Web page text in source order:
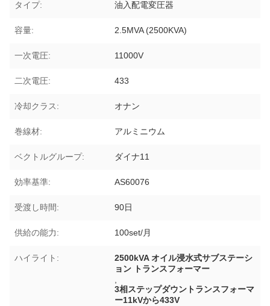
タイプ: 油入配電変圧器
容量: 2.5MVA (2500KVA)
一次電圧: 11000V
二次電圧: 433
冷却クラス: オナン
巻線材: アルミニウム
ベクトルグループ: ダイナ11
効率基準: AS60076
受渡し時間: 90日
供給の能力: 100set/月
ハイライト:
2500kVA オイル浸水式サブステーシ
ョン トランスフォーマー
3相ステップダウントランスフォーマ
ー11kVから433V